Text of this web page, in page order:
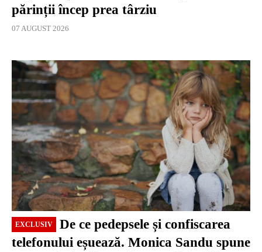
părinții încep prea târziu
07 AUGUST 2026
EXCLUSIV
EXCLUSIV
telefonului eșuează. Monica Sandu spune